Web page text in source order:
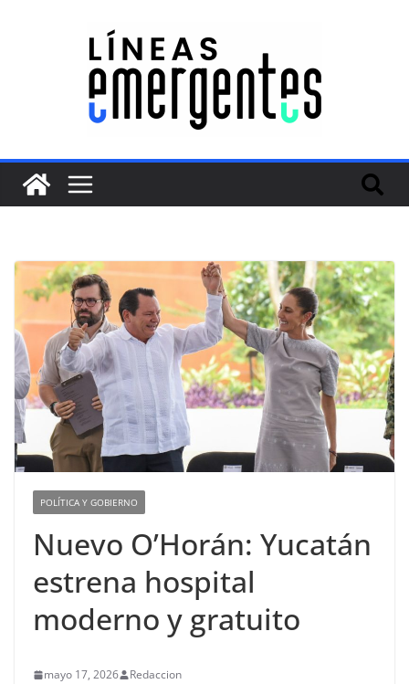
POLÍTICA Y GOBIERNO
Nuevo O’Horán: Yucatán
estrena hospital
moderno y gratuito
mayo 17, 2026 Redaccion